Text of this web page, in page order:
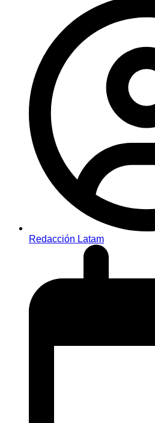
Redacción Latam